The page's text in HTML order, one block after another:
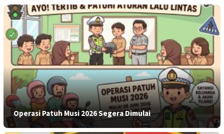
Operasi Patuh Musi 2026 Segera Dimulai